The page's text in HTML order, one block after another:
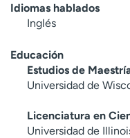
Idiomas hablados
Inglés
Educación
Estudios de
Universidad de
Licenciatura en
Universidad de